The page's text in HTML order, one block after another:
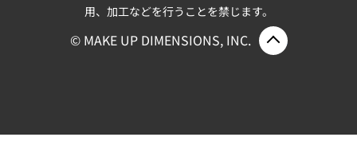
用、加工などを行うことを禁じます。
© MAKE UP DIMENSIONS, INC. ページ上部